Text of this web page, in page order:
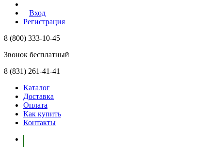
Вход
Регистрация
8 (800) 333-10-45
Звонок бесплатный
8 (831) 261-41-41
Каталог
Доставка
Оплата
Как купить
Контакты